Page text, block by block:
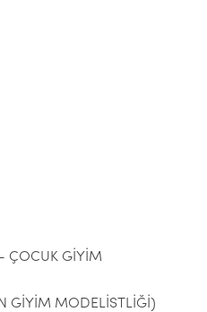
ÇOCUK GİYİM
GİYİM MODELİSTLİĞİ)